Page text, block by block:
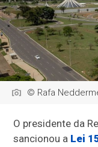
© Rafa
O presidente da
sancionou a Lei